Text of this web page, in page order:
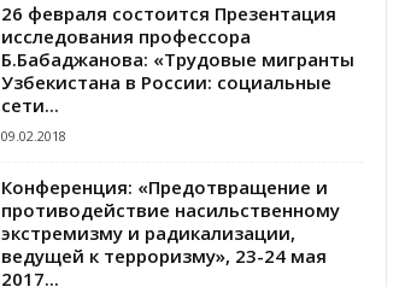
26 февраля состоится Презентация
исследования профессора
Б.Бабаджанова: «Трудовые мигранты
Узбекистана в России: социальные
сети...
09.02.2018
Конференция: «Предотвращение и
противодействие насильственному
экстремизму и радикализации,
ведущей к терроризму», 23-24 мая
2017...